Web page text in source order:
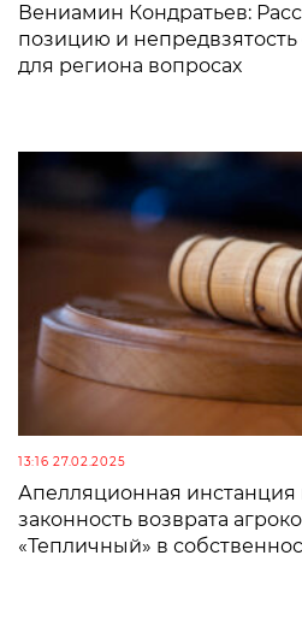
Вениамин Кондратьев:
позицию и
для региона вопросах
13:16 27.02.2025
Апелляционная инстанция
законность возврата
«Тепличный» в